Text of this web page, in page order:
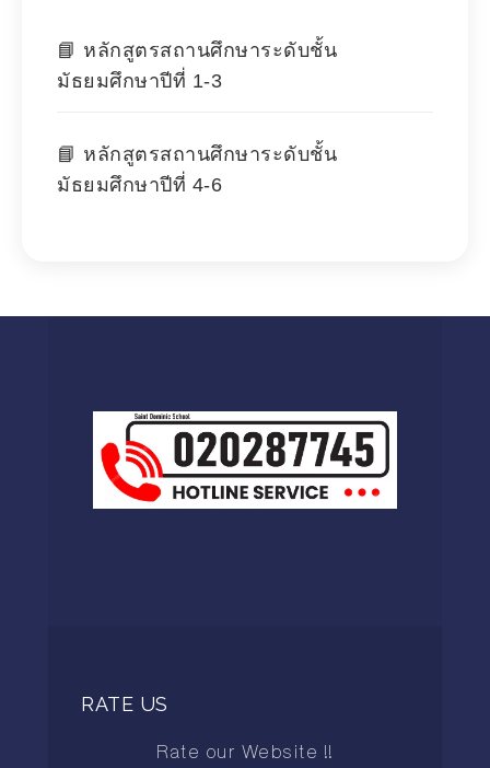
หลักสูตรสถานศึกษาระดับชั้น
มัธยมศึกษาปีที่ 1-3
หลักสูตรสถานศึกษาระดับชั้น
มัธยมศึกษาปีที่ 4-6
RATE US
Rate our Website !!